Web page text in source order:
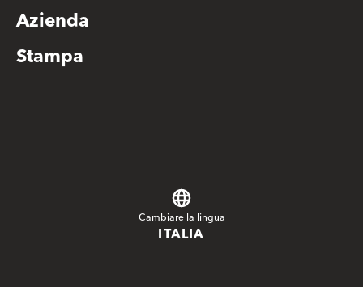
Azienda
Stampa
Cambiare la lingua
ITALIA